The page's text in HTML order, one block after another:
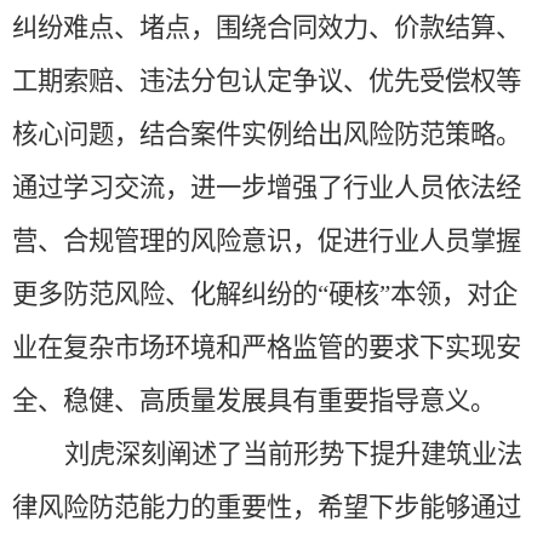
纠纷难点、堵点，围绕合同效力、价款结算、
工期索赔、违法分包认定争议、优先受偿权等
核心问题，结合案件实例给出风险防范策略。
通过学习交流，进一步增强了行业人员依法经
营、合规管理的风险意识，促进行业人员掌握
更多防范风险、化解纠纷的“硬核”本领，对企
业在复杂市场环境和严格监管的要求下实现安
全、稳健、高质量发展具有重要指导意义。
刘虎深刻阐述了当前形势下提升建筑业法
律风险防范能力的重要性，希望下步能够通过